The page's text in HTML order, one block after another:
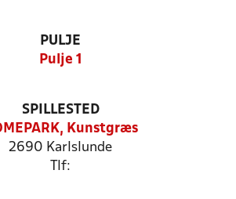
PULJE
Pulje 1
SPILLESTED
Kunstgræs
2690 Karlslunde
Tlf: